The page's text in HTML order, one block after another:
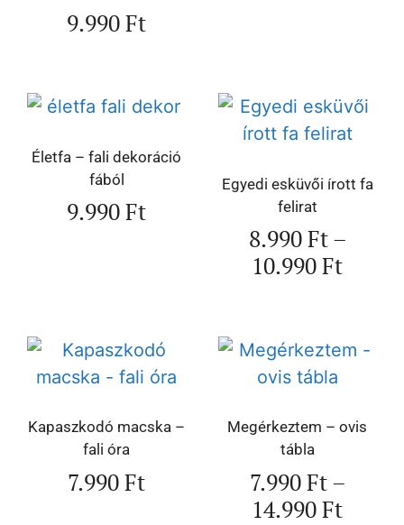
9.990Ft
Életfa – fali dekoráció
fából
9.990Ft
Egyedi esküvői írott fa
felirat
8.990Ft–
10.990Ft
Kapaszkodó macska –
fali óra
7.990Ft
Megérkeztem – ovis
tábla
7.990Ft–
14.990Ft